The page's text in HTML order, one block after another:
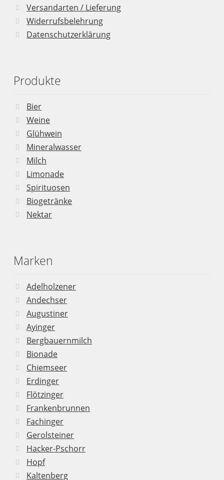
Versandarten / Lieferung
Widerrufsbelehrung
Datenschutzerklärung
Produkte
Bier
Weine
Glühwein
Mineralwasser
Milch
Limonade
Spirituosen
Biogetränke
Nektar
Marken
Adelholzener
Andechser
Augustiner
Ayinger
Bergbauernmilch
Bionade
Chiemseer
Erdinger
Flötzinger
Frankenbrunnen
Fachinger
Gerolsteiner
Hacker-Pschorr
Hopf
Kaltenberg